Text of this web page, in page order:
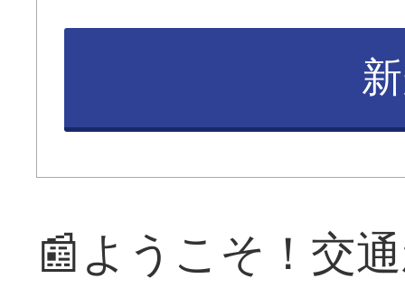
📰ようこそ！交